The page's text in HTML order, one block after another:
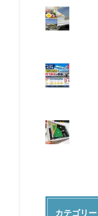
カテゴリー